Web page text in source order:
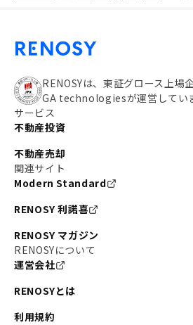
RENOSYは、東証グロース上場
GA technologiesが運営してい
サービス
不動産投資
不動産売却
関連サイト
Modern Standard
RENOSY 利諾喜
RENOSY マガジン
RENOSYについて
運営会社
RENOSYとは
利用規約